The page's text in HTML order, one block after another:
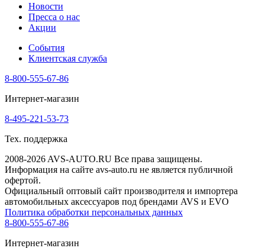
Новости
Пресса о нас
Акции
События
Клиентская служба
8-800-555-67-86
Интернет-магазин
8-495-221-53-73
Тех. поддержка
2008-2026 AVS-AUTO.RU Все права защищены.
Информация на сайте avs-auto.ru не является публичной
офертой.
Официальный оптовый сайт производителя и импортера
автомобильных аксессуаров под брендами AVS и EVO
Политика обработки персональных данных
8-800-555-67-86
Интернет-магазин